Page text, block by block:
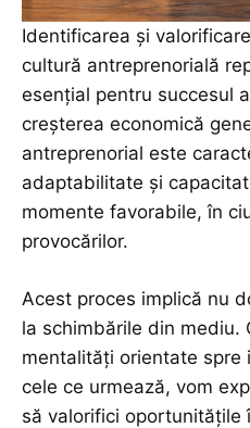
Identificarea și
cultură antreprenorială
esențial pentru succesul
creșterea economică
antreprenorial este
adaptabilitate și
momente favorabile, în
provocărilor.
Acest proces implică nu
la schimbările din mediu.
mentalități orientate spre
cele ce urmează, vom
să valorifici